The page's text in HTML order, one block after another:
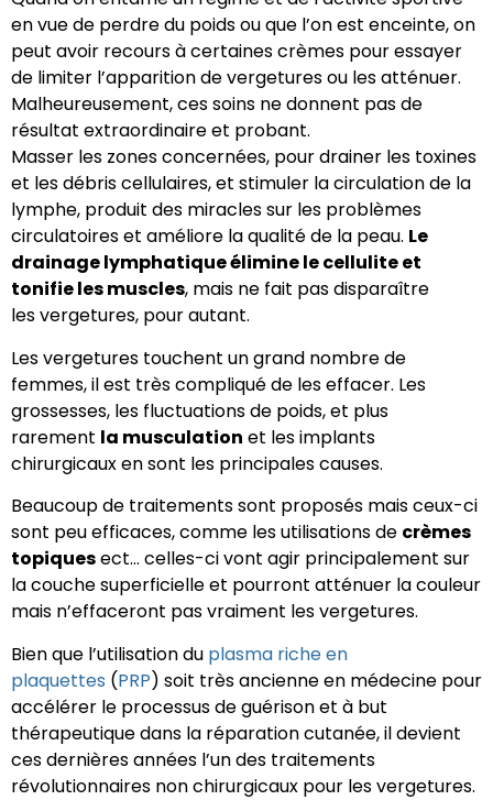
en vue de perdre du poids ou que l’on est enceinte, on
peut avoir recours à certaines crèmes pour essayer
de limiter l’apparition de vergetures ou les atténuer.
Malheureusement, ces soins ne donnent pas de
résultat extraordinaire et probant.
Masser les zones concernées, pour drainer les toxines
et les débris cellulaires, et stimuler la circulation de la
lymphe, produit des miracles sur les problèmes
circulatoires et améliore la qualité de la peau. Le
drainage lymphatique élimine le cellulite et
tonifie les muscles, mais ne fait pas disparaître
les vergetures, pour autant.
Les vergetures touchent un grand nombre de
femmes, il est très compliqué de les effacer. Les
grossesses, les fluctuations de poids, et plus
rarement la musculation et les implants
chirurgicaux en sont les principales causes.
Beaucoup de traitements sont proposés mais ceux-ci
sont peu efficaces, comme les utilisations de crèmes
topiquesect… celles-ci vont agir principalement sur
la couche superficielle et pourront atténuer la couleur
mais n’effaceront pas vraiment les vergetures.
Bien que l’utilisation du plasma riche en
plaquettes (PRP) soit très ancienne en médecine pour
accélérer le processus de guérison et à but
thérapeutique dans la réparation cutanée, il devient
ces dernières années l’un des traitements
révolutionnaires non chirurgicaux pour les vergetures.